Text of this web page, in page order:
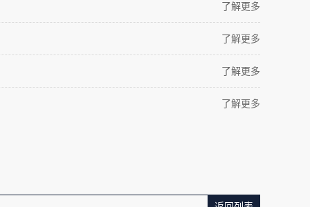
了解更多
了解更多
了解更多
了解更多